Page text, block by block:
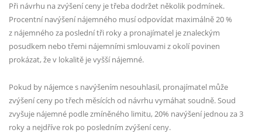
Při návrhu na zvýšení ceny je třeba dodržet několik podmínek.
Procentní navýšení nájemného musí odpovídat maximálně 20 %
z nájemného za poslední tři roky a pronajímatel je znaleckým
posudkem nebo třemi nájemními smlouvami z okolí povinen
prokázat, že v lokalitě je vyšší nájemné.
Pokud by nájemce s navýšením nesouhlasil, pronajímatel může
zvýšení ceny po třech měsících od návrhu vymáhat soudně. Soud
zvyšuje nájemné podle zmíněného limitu, 20% navýšení jednou za 3
roky a nejdříve rok po posledním zvýšení ceny.